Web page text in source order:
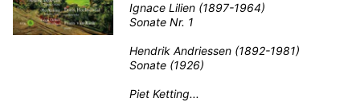
Ignace Lilien (1897-1964)
Sonate Nr. 1
Hendrik Andriessen (1892-1981)
Sonate (1926)
Piet Ketting...